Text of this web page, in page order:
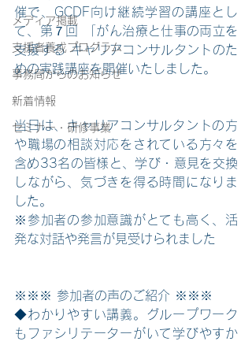
メディア掲載
支援者養成プログラム
事務局からのお知らせ
新着情報
セミナー・研修事業
催で、GCDF向け継続学習の講座とし
て、第７回 「がん治療と仕事の両立を
支援する キャリアコンサルタントのた
めの実践講座を開催いたしました。
当日は、キャリアコンサルタントの方
や職場の相談対応をされている方々を
含め33名の皆様と、学び・意見を交換
しながら、気づきを得る時間になりま
した。
※参加者の参加意識がとても高く、活
発な対話や発言が見受けられました
※※※ 参加者の声のご紹介 ※※※
◆わかりやすい講義。グループワーク
もファシリテーターがいて学びやすか